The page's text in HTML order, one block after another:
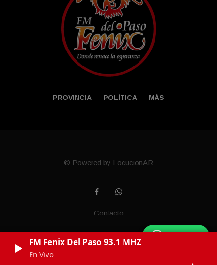
FM Fenix Del Paso 93.1 MHZ
En Vivo
WhatsApp
PROVINCIA POLÍTICA MÁS
© Powered by LocucionAR
Contacto